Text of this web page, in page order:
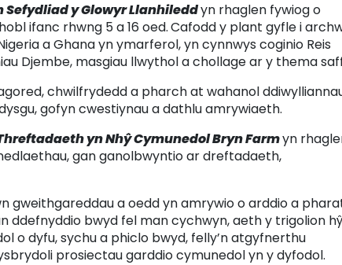
y Glowyr Llanhileddyn rhaglen fywiog o
ifanc rhwng 5 a 16 oed.Cafodd y plant gyfle i
a Ghana yn ymarferol, yn cynnwys coginio Reis
Djembe, masgiau llwythol a chollage ar y thema
chwilfrydedd a pharch at wahanol
gofyn cwestiynau a dathlu amrywiaeth.
yn Nhŷ Cymunedol Bryn Farmyn
gan ganolbwyntio ar dreftadaeth,
gweithgareddau a oedd yn amrywio o arddio a
ddefnyddio bwyd fel man cychwyn, aeth y trigolion h
o dyfu, sychu a phiclo bwyd, felly’n atgyfnerthu
prosiectau garddio cymunedol yn y dyfodol.